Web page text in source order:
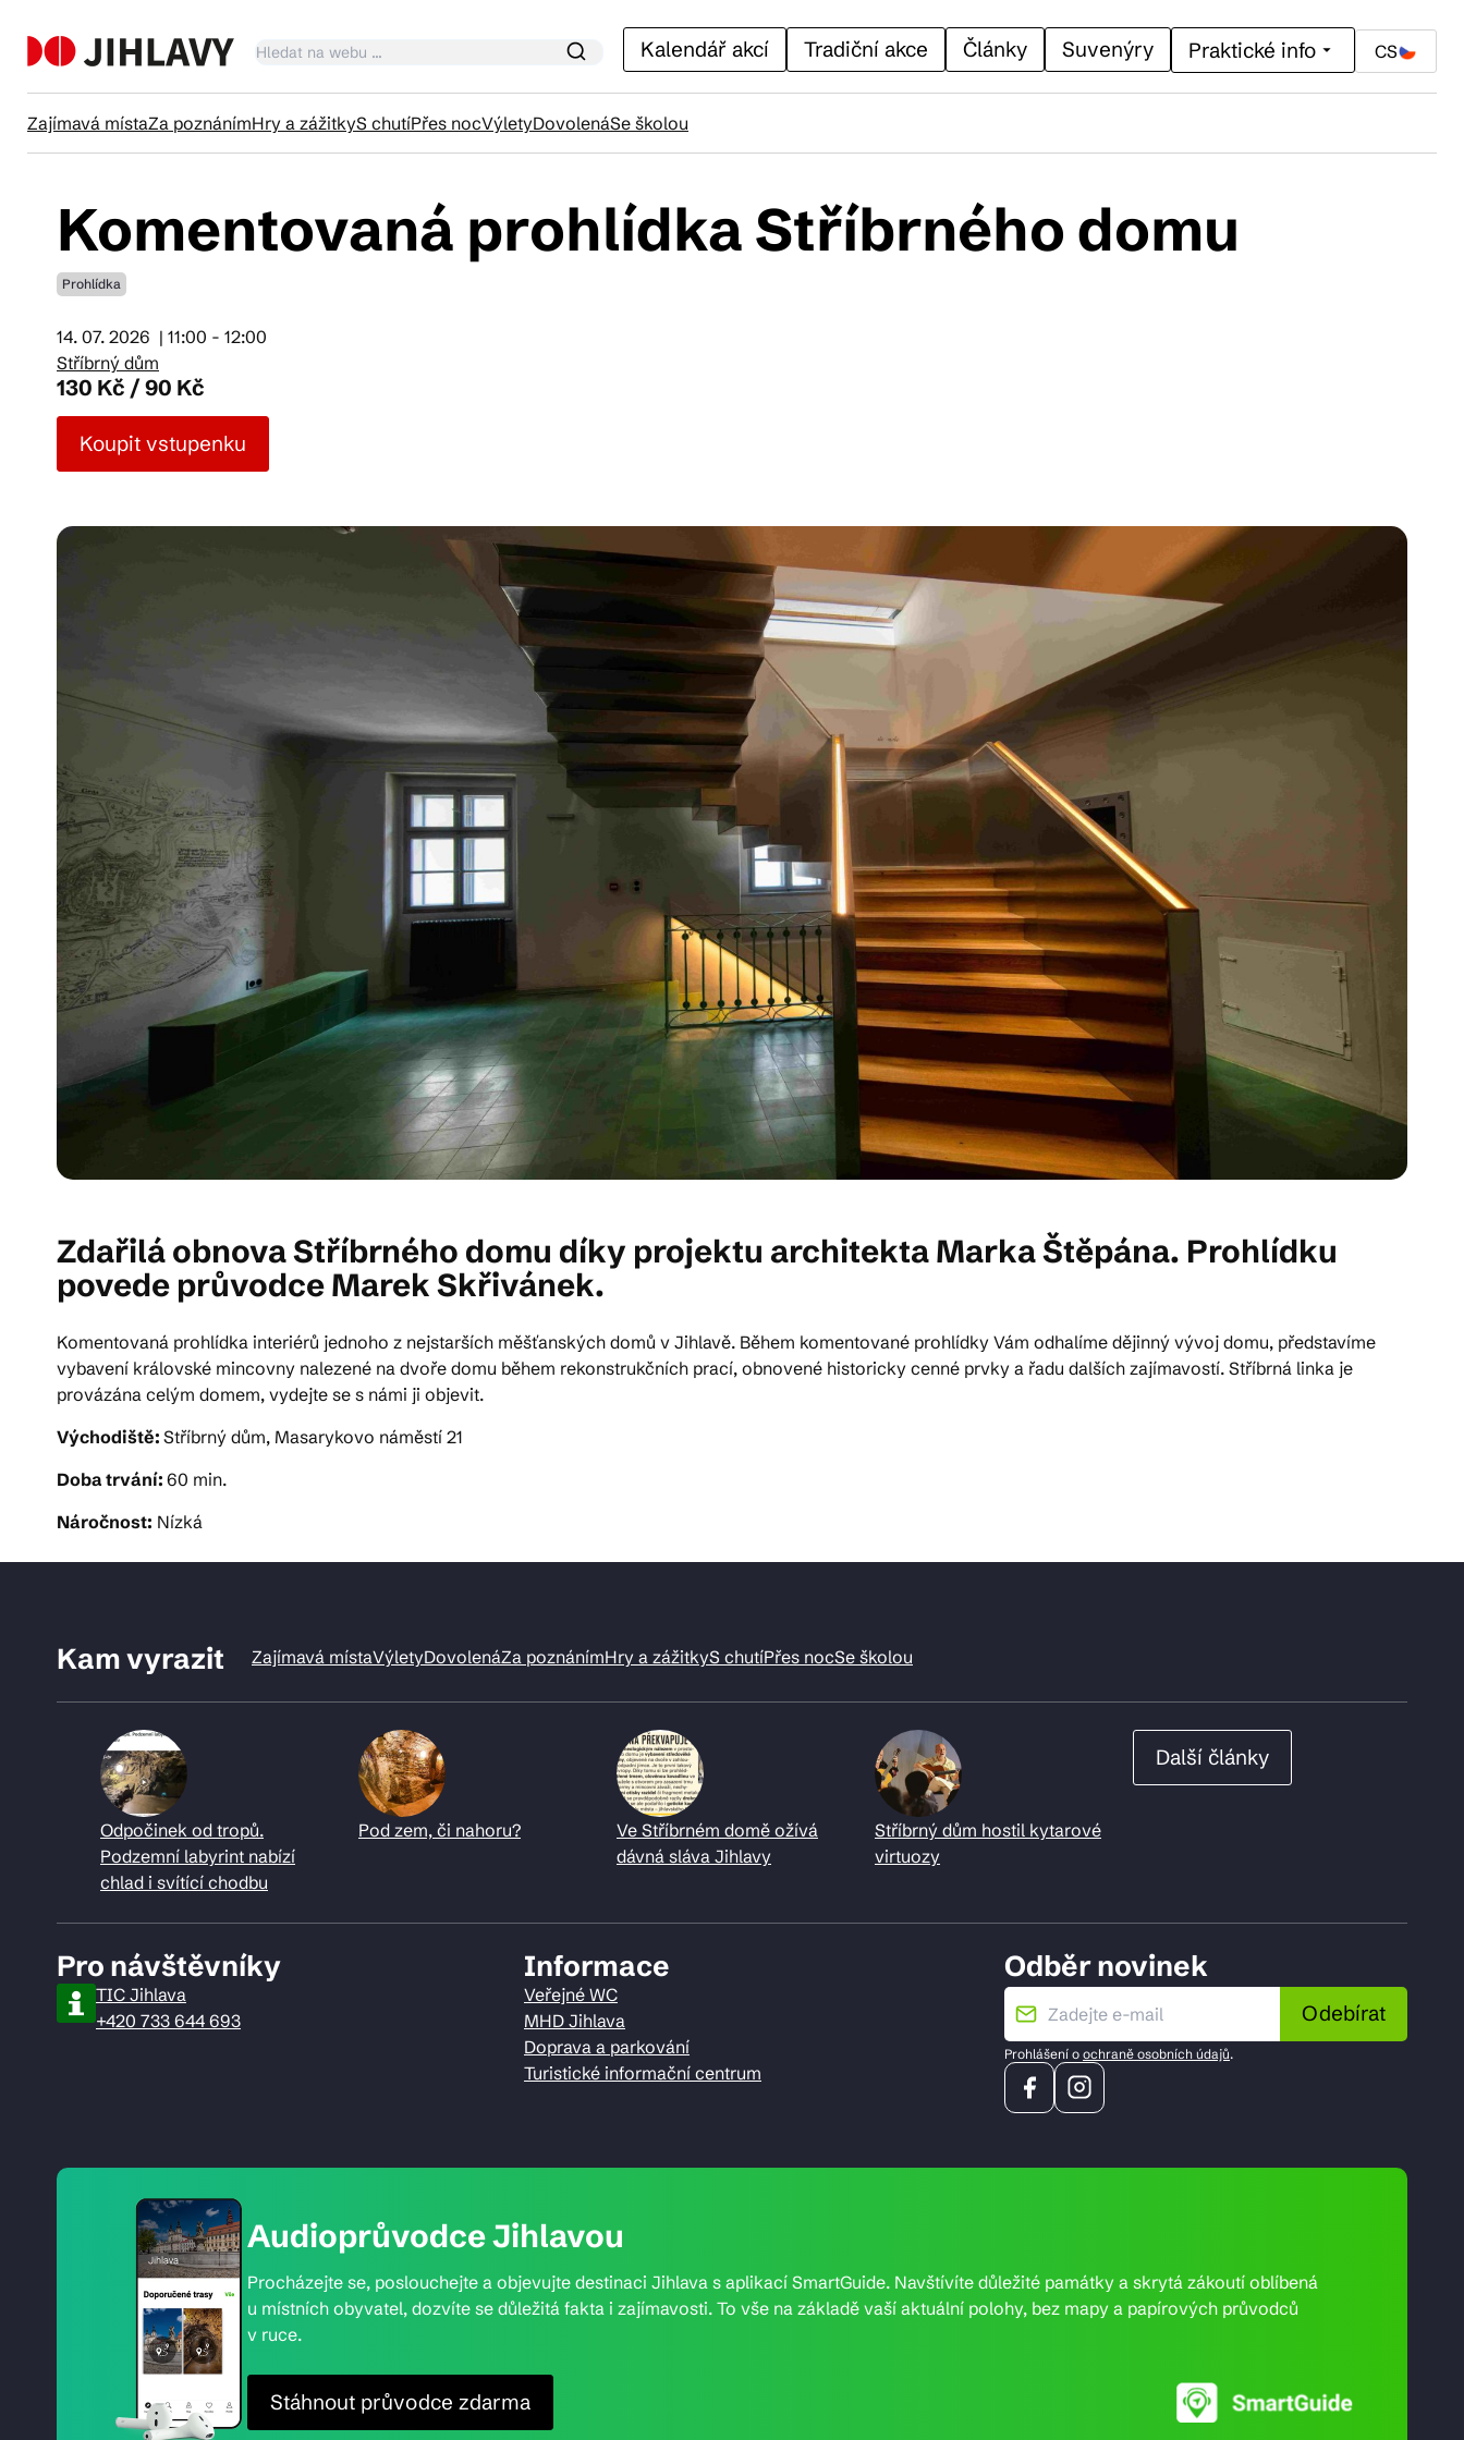
Kalendář akcí Tradiční akce Články Suvenýry Praktické info CS
Zajímavá místaZa poznánímHry a zážitkyS chutíPřes nocVýletyDovolenáSe školou
Kalendář akcí
Praktické info
Kam vyrazit
CS EN
© 2026 Brána Jihlavy
Komentovaná prohlídka Stříbrného domu
Prohlídka
14. 07. 2026 | 11:00 - 12:00
Stříbrný dům
130 Kč / 90 Kč
Koupit vstupenku
Zdařilá obnova Stříbrného domu díky projektu architekta Marka Štěpána. Prohlídku
povede průvodce Marek Skřivánek.
Komentovaná prohlídka interiérů jednoho z nejstarších měšťanských domů v Jihlavě. Během komentované prohlídky Vám odhalíme dějinný vývoj domu, představíme
vybavení královské mincovny nalezené na dvoře domu během rekonstrukčních prací, obnovené historicky cenné prvky a řadu dalších zajímavostí. Stříbrná linka je
provázána celým domem, vydejte se s námi ji objevit.
Východiště: Stříbrný dům, Masarykovo náměstí 21
Doba trvání: 60 min.
Náročnost: Nízká
Kam vyrazit Zajímavá místaVýletyDovolenáZa poznánímHry a zážitkyS chutíPřes nocSe školou
Odpočinek od tropů.
Podzemní labyrint nabízí
chlad i svítící chodbu
Pod zem, či nahoru?
Ve Stříbrném domě ožívá
dávná sláva Jihlavy
Stříbrný dům hostil kytarové
virtuozy
Další články
Pro návštěvníky
TIC Jihlava
+420 733 644 693
Informace
Veřejné WC
MHD Jihlava
Doprava a parkování
Turistické informační centrum
Odběr novinek
Odebírat
Prohlášení o ochraně osobních údajů.
Audioprůvodce Jihlavou
Procházejte se, poslouchejte a objevujte destinaci Jihlava s aplikací SmartGuide. Navštívíte důležité památky a skrytá zákoutí oblíbená
u místních obyvatel, dozvíte se důležitá fakta i zajímavosti. To vše na základě vaší aktuální polohy, bez mapy a papírových průvodců
v ruce.
Stáhnout průvodce zdarma